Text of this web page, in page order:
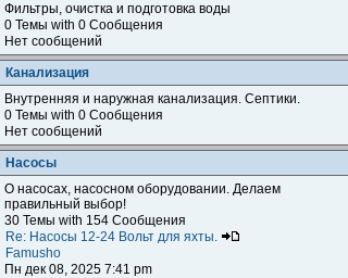
Фильтры, очистка и подготовка воды
0 Темы with 0 Сообщения
Нет сообщений
Канализация
Внутренняя и наружная канализация. Септики.
0 Темы with 0 Сообщения
Нет сообщений
Насосы
О насосах, насосном оборудовании. Делаем
правильный выбор!
30 Темы with 154 Сообщения
Re: Насосы 12-24 Вольт для яхты.
Famusho
Пн дек 08, 2025 7:41 pm